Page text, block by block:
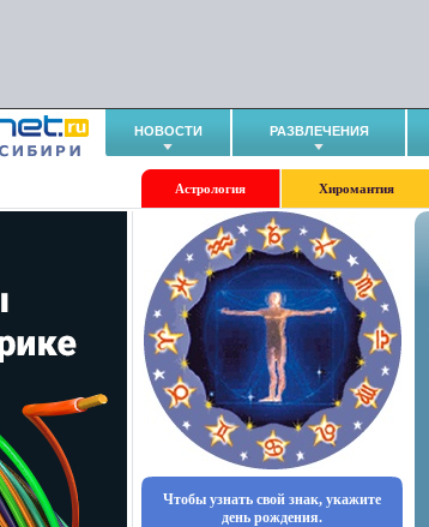
НОВОСТИ РАЗВЛЕЧЕНИЯ
Астрология Хиромантия
Чтобы узнать свой знак, укажите
день рождения.